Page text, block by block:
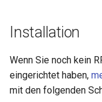
d
i
n
abuse-guard
access-control
Tengine Webserver -
& Rocky Linux
NGINX-Module für
Installation
Wenn Sie noch kein
eingerichtet haben,
mit den folgenden